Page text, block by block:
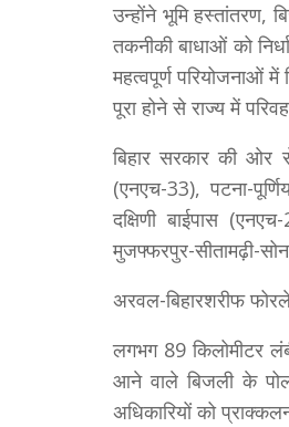
उन्होंने भूमि हस्तांतरण,
तकनीकी बाधाओं को
महत्वपूर्ण परियोजनाओं
पूरा होने से राज्य में
बिहार सरकार की ओर
(एनएच-33), पटना-
दक्षिणी बाईपास
मुजफ्फरपुर-सीतामढ़ी-
अरवल-बिहारशरीफ
लगभग 89 किलोमीटर
आने वाले बिजली के
अधिकारियों को